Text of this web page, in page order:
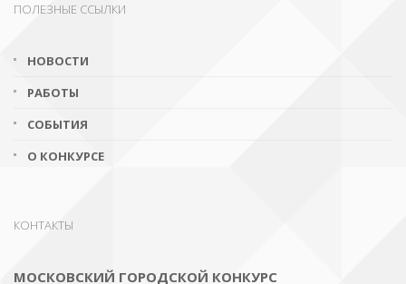
ПОЛЕЗНЫЕ ССЫЛКИ
НОВОСТИ
РАБОТЫ
СОБЫТИЯ
О КОНКУРСЕ
КОНТАКТЫ
МОСКОВСКИЙ ГОРОДСКОЙ КОНКУРС